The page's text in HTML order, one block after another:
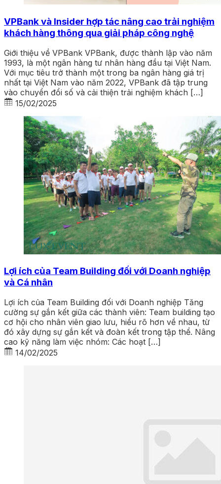
VPBank và Insider hợp tác nâng cao trải nghiệm
khách hàng thông qua giải pháp công nghệ
Giới thiệu về VPBank VPBank, được thành lập vào năm
1993, là một ngân hàng tư nhân hàng đầu tại Việt Nam.
Với mục tiêu trở thành một trong ba ngân hàng giá trị
nhất tại Việt Nam vào năm 2022, VPBank đã tập trung
vào chuyển đổi số và cải thiện trải nghiệm khách […]
15/02/2025
Lợi ích của Team Building đối với Doanh nghiệp
và Cá nhân
Lợi ích của Team Building đối với Doanh nghiệp Tăng
cường sự gắn kết giữa các thành viên: Team building tạo
cơ hội cho nhân viên giao lưu, hiểu rõ hơn về nhau, từ
đó xây dựng sự gắn kết và đoàn kết trong tập thể. Nâng
cao kỹ năng làm việc nhóm: Các hoạt […]
14/02/2025